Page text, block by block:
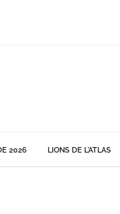
2026 LIONS DE L'ATLAS